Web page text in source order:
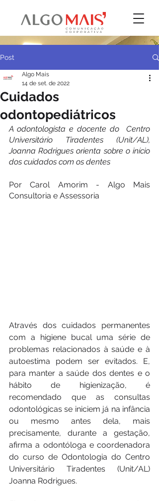
Post
Cuidados
odontopediátricos
Algo Mais
14 de set. de 2022
A odontologista e docente do  Centro
Universitário Tiradentes (Unit/AL),
Joanna Rodrigues orienta sobre o início
dos cuidados com os dentes
Por Carol Amorim - Algo Mais
Consultoria e Assessoria
Através dos cuidados permanentes
com a higiene bucal uma série de
problemas relacionados à saúde e à
autoestima podem ser evitados. E,
para manter a saúde dos dentes e o
hábito de higienização, é
recomendado que as consultas
odontológicas se iniciem já na infância
ou mesmo antes dela, mais
precisamente, durante a gestação,
afirma a odontóloga e coordenadora
do curso de Odontologia do Centro
Universitário Tiradentes (Unit/AL)
Joanna Rodrigues.